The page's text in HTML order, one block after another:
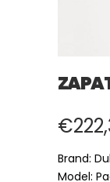
€
Brand:
Model: